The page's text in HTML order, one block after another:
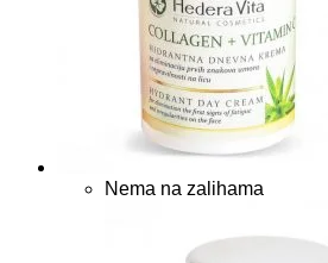
Nema na zalihama